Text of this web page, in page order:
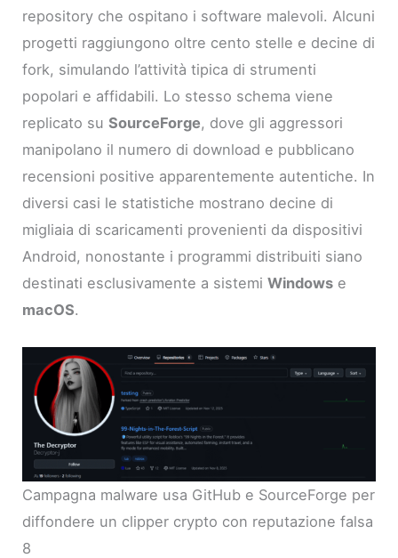
repository che ospitano i software malevoli. Alcuni
progetti raggiungono oltre cento stelle e decine di
fork, simulando l’attività tipica di strumenti
popolari e affidabili. Lo stesso schema viene
replicato suSourceForge, dove gli aggressori
manipolano il numero di download e pubblicano
recensioni positive apparentemente autentiche. In
diversi casi le statistiche mostrano decine di
migliaia di scaricamenti provenienti da dispositivi
Android, nonostante i programmi distribuiti siano
destinati esclusivamente a sistemiWindows e
macOS.
Campagna malware usa GitHub e SourceForge per
diffondere un clipper crypto con reputazione falsa
8